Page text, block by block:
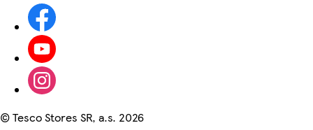
©Tesco Stores SR, a.s. 2026